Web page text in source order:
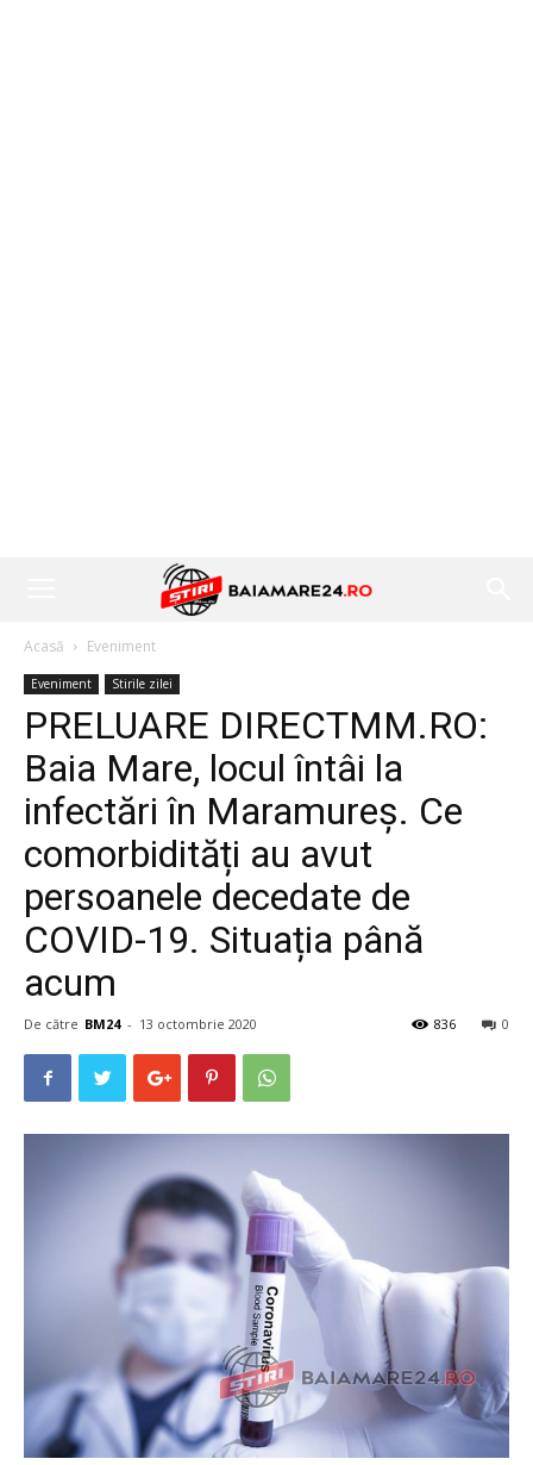
Acasă Eveniment
Eveniment Stirile zilei
PRELUARE DIRECTMM.RO:
Baia Mare, locul întâi la
infectări în Maramureș. Ce
comorbidități au avut
persoanele decedate de
COVID-19. Situația până
acum
De către BM24 - 13 octombrie 2020 0
836